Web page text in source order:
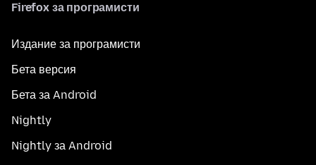
Firefox за програмисти
Издание за програмисти
Бета версия
Бета за Android
Nightly
Nightly за Android